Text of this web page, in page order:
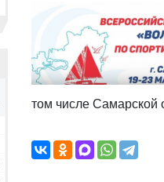
том числе Самарской